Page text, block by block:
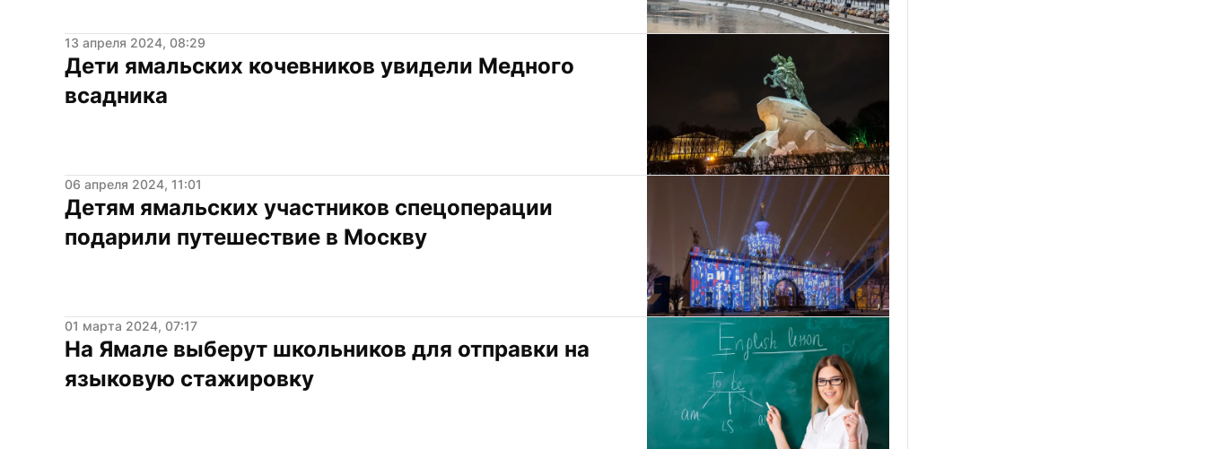
13 апреля 2024, 08:29
Дети ямальских кочевников увидели Медного
всадника
06 апреля 2024, 11:01
Детям ямальских участников спецоперации
подарили путешествие в Москву
01 марта 2024, 07:17
На Ямале выберут школьников для отправки на
языковую стажировку